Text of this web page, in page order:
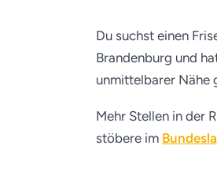
Du suchst einen
Brandenburg und
unmittelbarer Nähe
Mehr Stellen in der
stöbere im